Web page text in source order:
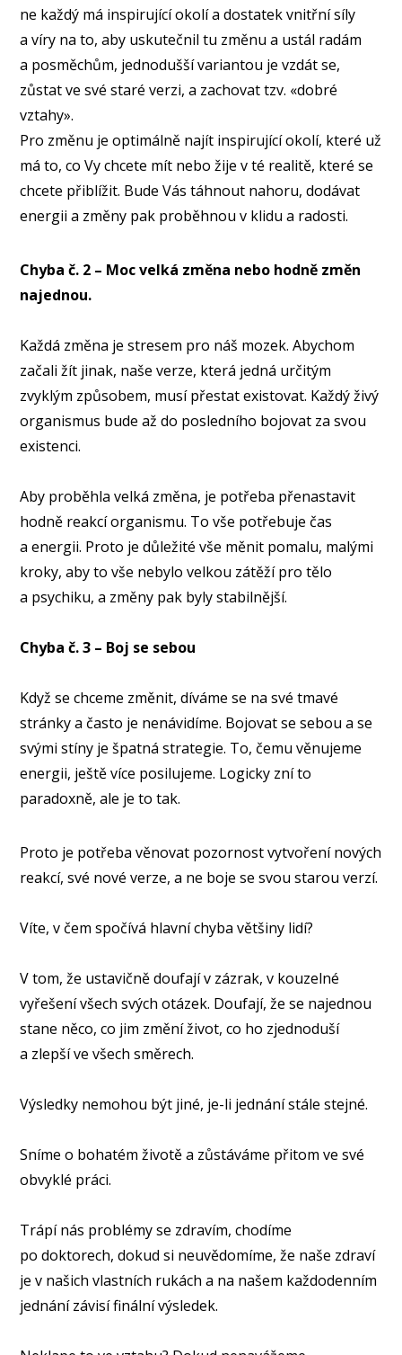
ne každý má inspirující okolí a dostatek vnitřní síly
a víry na to, aby uskutečnil tu změnu a ustál radám
a posměchům, jednodušší variantou je vzdát se,
zůstat ve své staré verzi, a zachovat tzv. «dobré
vztahy».⠀
Pro změnu je optimálně najít inspirující okolí, které už
má to, co Vy chcete mít nebo žije v té realitě, které se
chcete přiblížit. Bude Vás táhnout nahoru, dodávat
energii a změny pak proběhnou v klidu a radosti.⠀
Chyba č. 2 – Moc velká změna nebo hodně změn
najednou.⠀
Každá změna je stresem pro náš mozek. Abychom
začali žít jinak, naše verze, která jedná určitým
zvyklým způsobem, musí přestat existovat. Každý živý
organismus bude až do posledního bojovat za svou
existenci.
Aby proběhla velká změna, je potřeba přenastavit
hodně reakcí organismu. To vše potřebuje čas
a energii. Proto je důležité vše měnit pomalu, malými
kroky, aby to vše nebylo velkou zátěží pro tělo
a psychiku, a změny pak byly stabilnější.⠀
Chyba č. 3 – Boj se sebou
Když se chceme změnit, díváme se na své tmavé
stránky a často je nenávidíme. Bojovat se sebou a se
svými stíny je špatná strategie. To, čemu věnujeme
energii, ještě více posilujeme. Logicky zní to
paradoxně, ale je to tak.
Proto je potřeba věnovat pozornost vytvoření nových
reakcí, své nové verze, a ne boje se svou starou verzí.
Víte, v čem spočívá hlavní chyba většiny lidí?
V tom, že ustavičně doufají v zázrak, v kouzelné
vyřešení všech svých otázek. Doufají, že se najednou
stane něco, co jim změní život, co ho zjednoduší
a zlepší ve všech směrech.⠀
Výsledky nemohou být jiné, je-li jednání stále stejné.
Sníme o bohatém životě a zůstáváme přitom ve své
obvyklé práci.
Trápí nás problémy se zdravím, chodíme
po doktorech, dokud si neuvědomíme, že naše zdraví
je v našich vlastních rukách a na našem každodenním
jednání závisí finální výsledek.